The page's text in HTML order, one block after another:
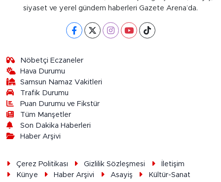
siyaset ve yerel gündem haberleri Gazete Arena’da.
Nöbetçi Eczaneler
Hava Durumu
Samsun Namaz Vakitleri
Trafik Durumu
Puan Durumu ve Fikstür
Tüm Manşetler
Son Dakika Haberleri
Haber Arşivi
Çerez Politikası Gizlilik Sözleşmesi
İletişim
Künye
Haber Arşivi Asayiş Kültür-Sanat